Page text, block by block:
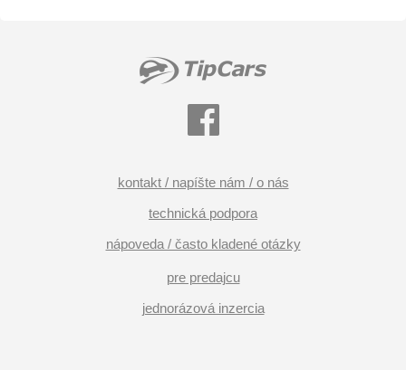
kontakt / napíšte nám / o nás
technická podpora
nápoveda / často kladené otázky
pre predajcu
jednorázová inzercia